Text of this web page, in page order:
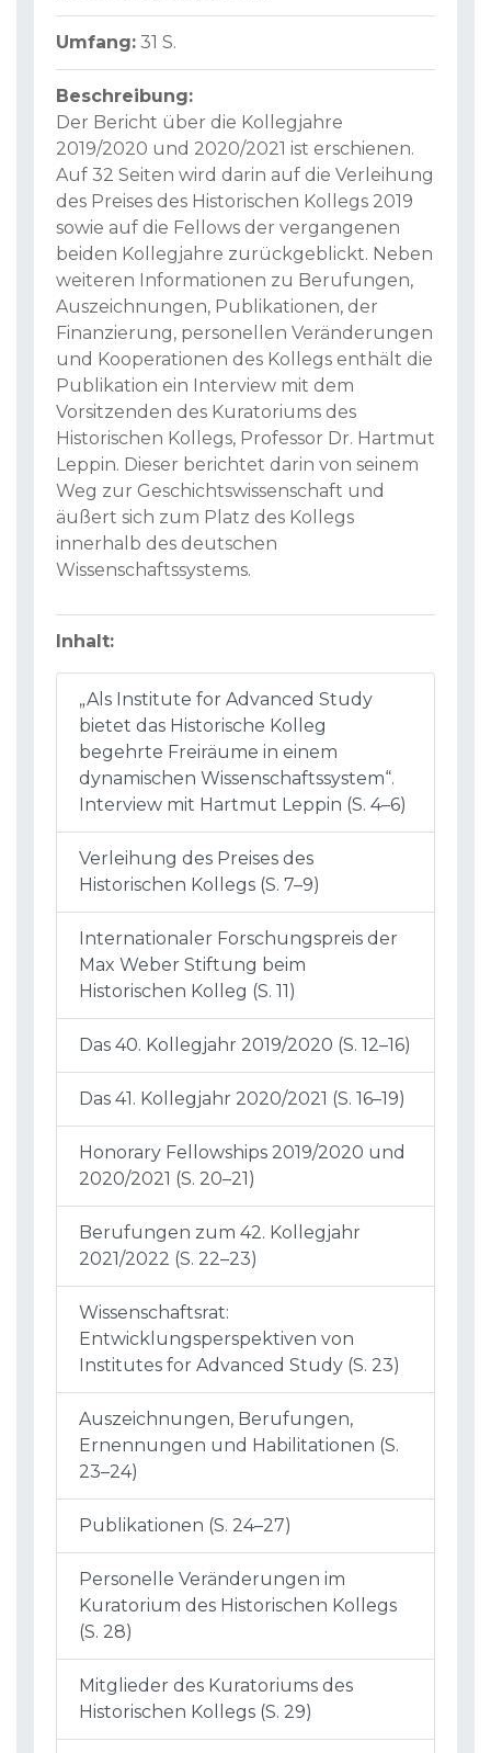
Umfang: 31 S.
Beschreibung:
Der Bericht über die Kollegjahre
2019/2020 und 2020/2021 ist erschienen.
Auf 32 Seiten wird darin auf die Verleihung
des Preises des Historischen Kollegs 2019
sowie auf die Fellows der vergangenen
beiden Kollegjahre zurückgeblickt. Neben
weiteren Informationen zu Berufungen,
Auszeichnungen, Publikationen, der
Finanzierung, personellen Veränderungen
und Kooperationen des Kollegs enthält die
Publikation ein Interview mit dem
Vorsitzenden des Kuratoriums des
Historischen Kollegs, Professor Dr. Hartmut
Leppin. Dieser berichtet darin von seinem
Weg zur Geschichtswissenschaft und
äußert sich zum Platz des Kollegs
innerhalb des deutschen
Wissenschaftssystems.
Inhalt:
„Als Institute for Advanced Study
bietet das Historische Kolleg
begehrte Freiräume in einem
dynamischen Wissenschaftssystem“.
Interview mit Hartmut Leppin (S. 4–6)
Verleihung des Preises des
Historischen Kollegs (S. 7–9)
Internationaler Forschungspreis der
Max Weber Stiftung beim
Historischen Kolleg (S. 11)
Das 40. Kollegjahr 2019/2020 (S. 12–16)
Das 41. Kollegjahr 2020/2021 (S. 16–19)
Honorary Fellowships 2019/2020 und
2020/2021 (S. 20–21)
Berufungen zum 42. Kollegjahr
2021/2022 (S. 22–23)
Wissenschaftsrat:
Entwicklungsperspektiven von
Institutes for Advanced Study (S. 23)
Auszeichnungen, Berufungen,
Ernennungen und Habilitationen (S.
23–24)
Publikationen (S. 24–27)
Personelle Veränderungen im
Kuratorium des Historischen Kollegs
(S. 28)
Mitglieder des Kuratoriums des
Historischen Kollegs (S. 29)